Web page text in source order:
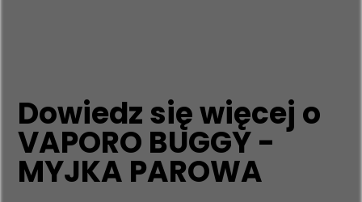
Dowiedz się więcej o
VAPORO BUGGY -
MYJKA PAROWA